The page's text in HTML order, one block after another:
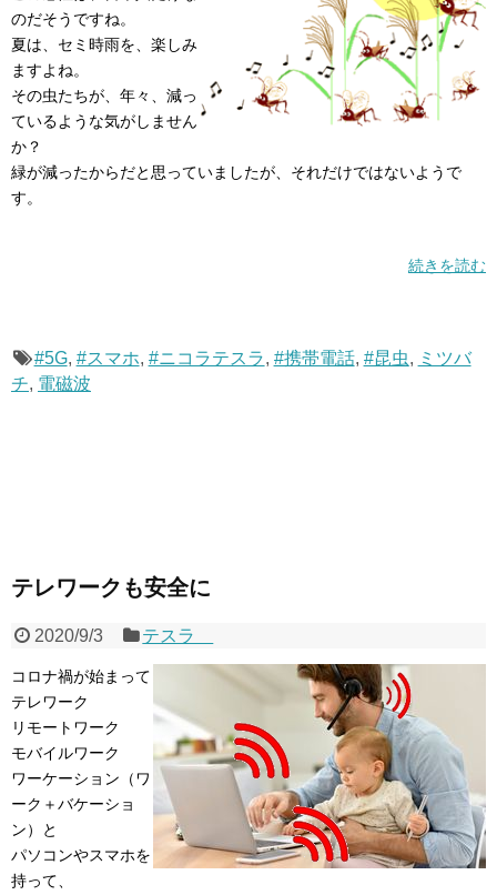
のだそうですね。
夏は、セミ時雨を、楽しみ
ますよね。
その虫たちが、年々、減っ
ているような気がしません
か？
緑が減ったからだと思っていましたが、それだけではないようで
す。
続きを読む
#5G, #スマホ, #ニコラテスラ, #携帯電話, #昆虫, ミツバ
チ, 電磁波
テレワークも安全に
2020/9/3 テスラ
コロナ禍が始まって
テレワーク
リモートワーク
モバイルワーク
ワーケーション（ワ
ーク＋バケーショ
ン）と
パソコンやスマホを
持って、